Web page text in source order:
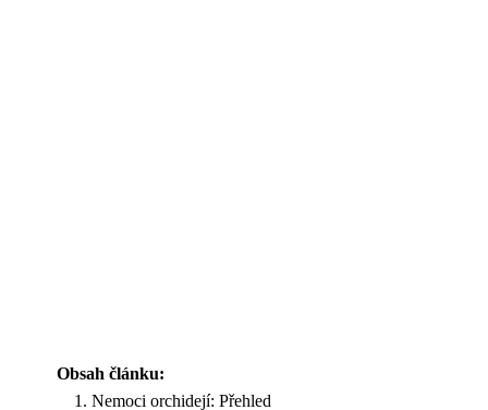
Obsah článku:
Nemoci orchidejí: Přehled